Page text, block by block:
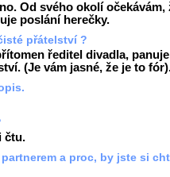
Od svého okolí očekávám,
poslání herečky.
přátelství ?
ředitel divadla,
(Je vám jasné, že je to
čtu.
a proc, by jste si